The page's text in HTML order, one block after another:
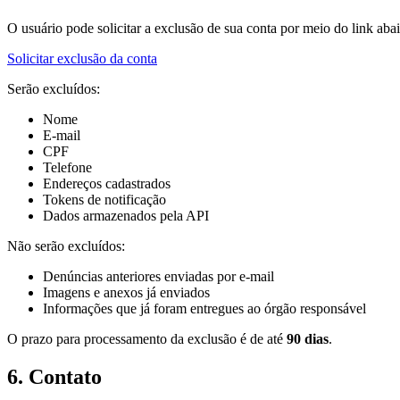
O usuário pode solicitar a exclusão de sua conta por meio do link
Solicitar exclusão da conta
Serão excluídos:
Nome
E-mail
CPF
Telefone
Endereços cadastrados
Tokens de notificação
Dados armazenados pela API
Não serão excluídos:
Denúncias anteriores enviadas por e-mail
Imagens e anexos já enviados
Informações que já foram entregues ao órgão responsável
O prazo para processamento da exclusão é de até 90 dias.
6. Contato